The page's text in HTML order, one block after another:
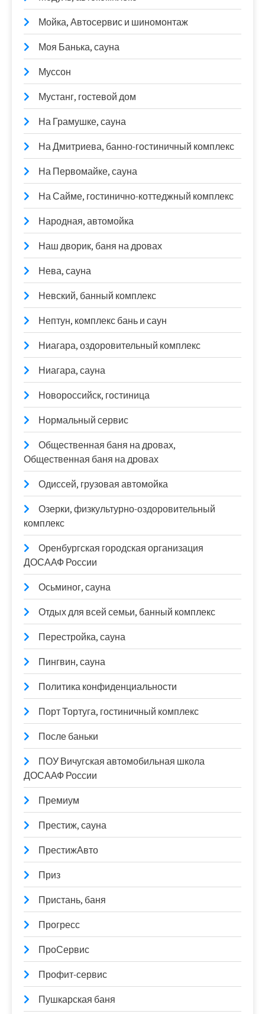
Мойка, Автосервис и шиномонтаж
Моя Банька, сауна
Муссон
Мустанг, гостевой дом
На Грамушке, сауна
На Дмитриева, банно-гостиничный комплекс
На Первомайке, сауна
На Сайме, гостинично-коттеджный комплекс
Народная, автомойка
Наш дворик, баня на дровах
Нева, сауна
Невский, банный комплекс
Нептун, комплекс бань и саун
Ниагара, оздоровительный комплекс
Ниагара, сауна
Новороссийск, гостиница
Нормальный сервис
Общественная баня на дровах,
Общественная баня на дровах
Одиссей, грузовая автомойка
Озерки, физкультурно-оздоровительный
комплекс
Оренбургская городская организация
ДОСААФ России
Осьминог, сауна
Отдых для всей семьи, банный комплекс
Перестройка, сауна
Пингвин, сауна
Политика конфиденциальности
Порт Тортуга, гостиничный комплекс
После баньки
ПОУ Вичугская автомобильная школа
ДОСААФ России
Премиум
Престиж, сауна
ПрестижАвто
Приз
Пристань, баня
Прогресс
ПроСервис
Профит-сервис
Пушкарская баня